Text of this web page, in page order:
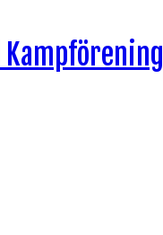
Kampförening